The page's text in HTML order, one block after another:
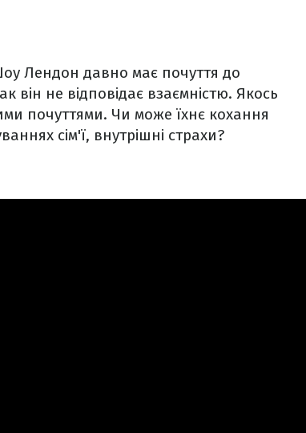
Лендон давно має почуття до
він не відповідає взаємністю. Якось
почуттями. Чи може їхнє кохання
сім'ї, внутрішні страхи?